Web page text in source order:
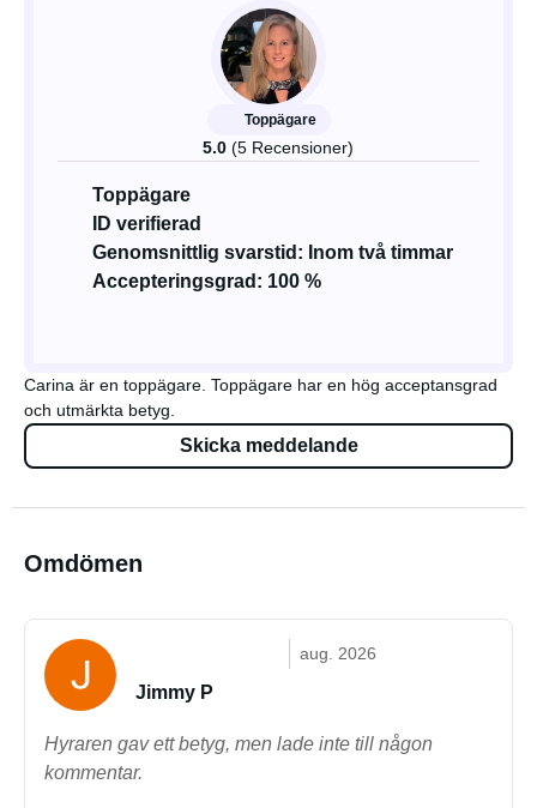
Toppägare
5.0 (5 Recensioner)
Toppägare
ID verifierad
Genomsnittlig svarstid: Inom två timmar
Accepteringsgrad: 100 %
Carina är en toppägare. Toppägare har en hög acceptansgrad
och utmärkta betyg.
Skicka meddelande
Omdömen
aug. 2026
Jimmy P
Hyraren gav ett betyg, men lade inte till någon
kommentar.